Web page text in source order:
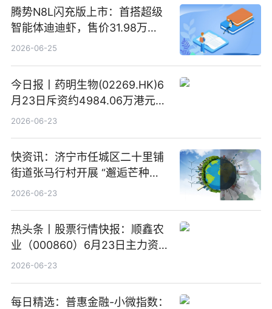
腾势N8L闪充版上市：首搭超级
智能体迪迪虾，售价31.98万
元-34.98万元 焦点日报
2026-06-25
今日报丨药明生物(02269.HK)6
月23日斥资约4984.06万港元回
购160.50万股
2026-06-23
快资讯：济宁市任城区二十里铺
街道张马行村开展 “邂逅芒种节
气 传承农耕文化” 宣传活动
2026-06-23
热头条丨股票行情快报：顺鑫农
业（000860）6月23日主力资
金净卖出388.22万元
2026-06-23
每日精选：普惠金融-小微指数：